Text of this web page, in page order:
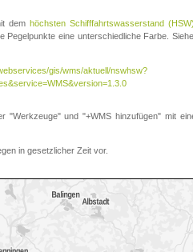
dem höchsten Schifffahrtswasserstand (HSW)
eine unterschiedliche Farbe.
gis/wms/aktuell/nswhsw?
"Werkzeuge" und "+WMS hinzufügen" mit
in gesetzlicher Zeit vor.